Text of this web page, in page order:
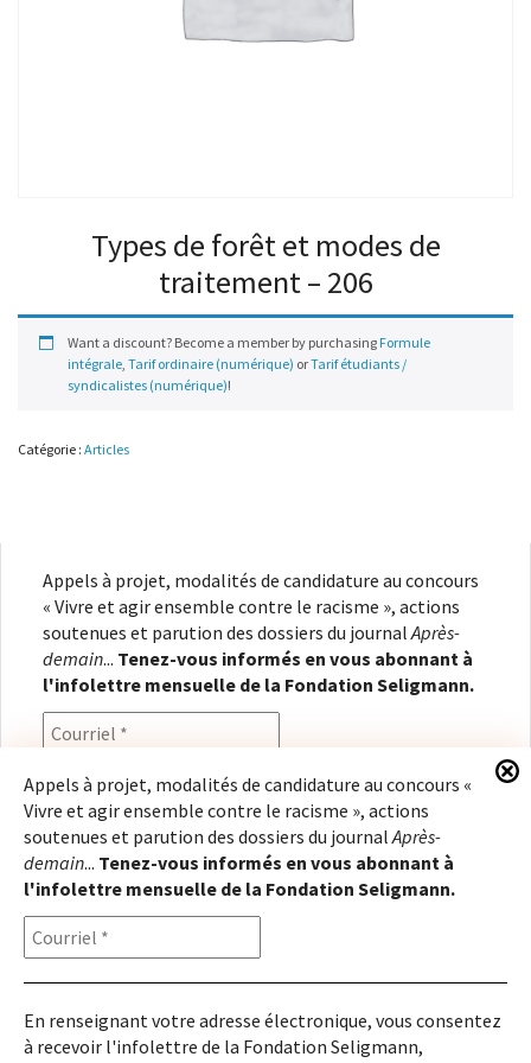
Types de forêt et modes de
traitement – 206
Want a discount? Become a member by purchasing Formule
intégrale, Tarif ordinaire (numérique) orTarif étudiants /
syndicalistes (numérique)!
Catégorie : Articles
Appels à projet, modalités de candidature au concours
« Vivre et agir ensemble contre le racisme », actions
soutenues et parution des dossiers du journalAprès-
demain... Tenez-vous informés en vous abonnant à
l'infolettre mensuelle de la Fondation Seligmann.
En renseignant votre adresse électronique, vous
consentez à recevoir l'infolettre de la Fondation
Seligmann, conformément à notrepolitique de
confidentialité. Il vous sera possible de vous
désabonner à tout moment.
Copyright © 2026Fondation Seligmann|Mentions légales|Crédits
Appels à projet, modalités de candidature au concours «
Vivre et agir ensemble contre le racisme », actions
soutenues et parution des dossiers du journalAprès-
demain... Tenez-vous informés en vous abonnant à
l'infolettre mensuelle de la Fondation Seligmann.
En renseignant votre adresse électronique, vous consentez
à recevoir l'infolettre de la Fondation Seligmann,